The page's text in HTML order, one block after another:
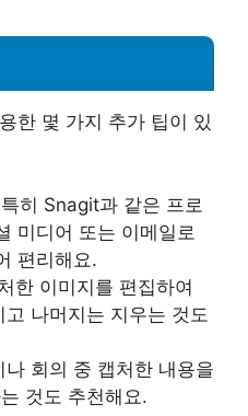
한 몇 가지 추가 팁이 있
히 Snagit과 같은 프로
미디어 또는 이메일로
편리해요.
한 이미지를 편집하여
나머지는 지우는 것도
나 회의 중 캡처한 내용을
것도 추천해요.